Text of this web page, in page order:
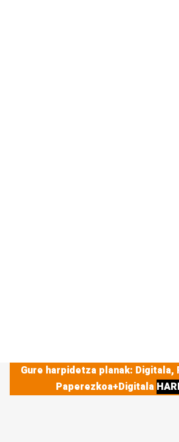
Gure harpidetza planak: Digitala,
Paperezkoa+Digitala